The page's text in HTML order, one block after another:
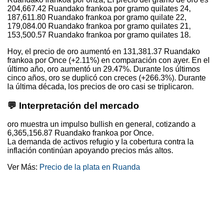
204,667.42 Ruandako frankoa por gramo quilates 24,
187,611.80 Ruandako frankoa por gramo quilate 22,
179,084.00 Ruandako frankoa por gramo quilates 21,
153,500.57 Ruandako frankoa por gramo quilates 18.
Hoy, el precio de oro aumentó en 131,381.37 Ruandako
frankoa por Once (+2.11%) en comparación con ayer. En el
último año, oro aumentó un 29.47%. Durante los últimos
cinco años, oro se duplicó con creces (+266.3%). Durante
la última década, los precios de oro casi se triplicaron.
💬 Interpretación del mercado
oro muestra un impulso bullish en general, cotizando a
6,365,156.87 Ruandako frankoa por Once.
La demanda de activos refugio y la cobertura contra la
inflación continúan apoyando precios más altos.
Ver Más: Precio de la plata en Ruanda